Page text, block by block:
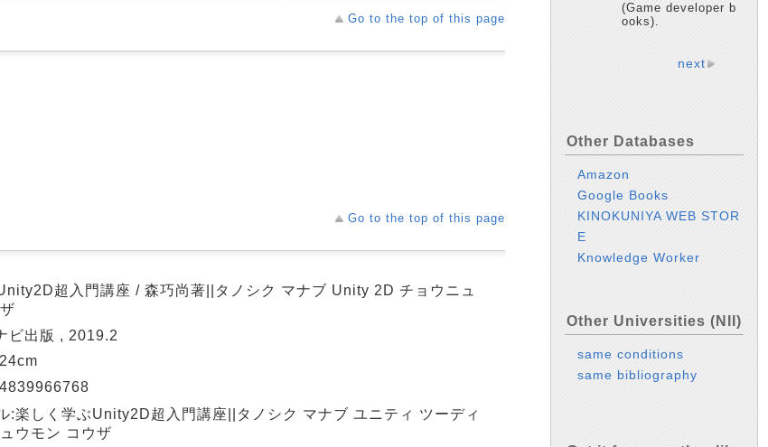
Go to the top of this page
Go to the top of this page
超入門講座 / 森巧尚著||タノシク マナブ Unity 2D チョウニュ
ビ出版 , 2019.2
:楽しく学ぶUnity2D超入門講座||タノシク マナブ ユニティ ツーディ
ウモン コウザ
(Game developer b
ooks).
next
Other Databases
Amazon
Google Books
KINOKUNIYA WEB STOR
E
Knowledge Worker
Other Universities (NII)
same conditions
same bibliography